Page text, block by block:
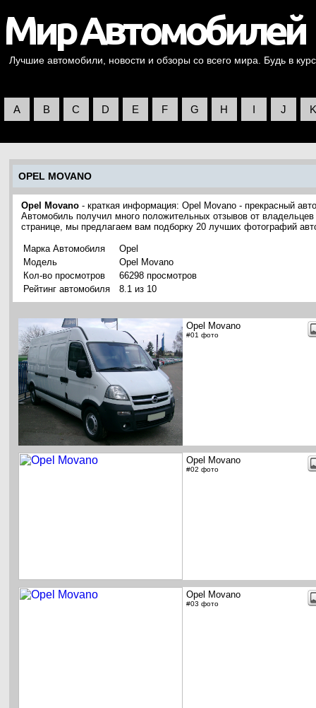
Лучшие автомобили, новости и обзоры со всего мира. Будь в
A B C D E F G H I J K
OPEL MOVANO
Opel Movano - краткая информация: Opel Movano - прекрасный
Автомобиль получил много положительных отзывов от владельцев
странице, мы предлагаем вам подборку 20 лучших фотографий
Марка Автомобиля
Opel
Модель
Opel Movano
Кол-во просмотров
66298 просмотров
Рейтинг автомобиля
8.1 из 10
Opel Movano
#01 фото
Opel Movano
#02 фото
Opel Movano
#03 фото